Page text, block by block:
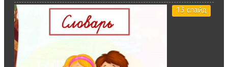
13 слайд